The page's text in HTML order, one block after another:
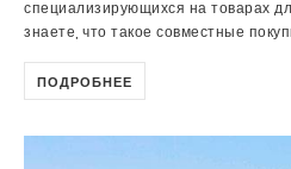
специализирующихся на товарах
знаете, что такое совместные
ПОДРОБНЕЕ